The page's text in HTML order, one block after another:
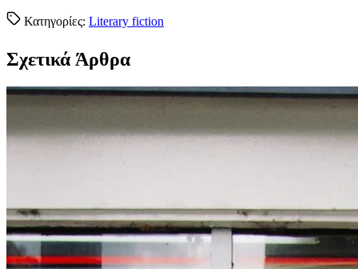
Κατηγορίες: Literary fiction
Σχετικά Άρθρα